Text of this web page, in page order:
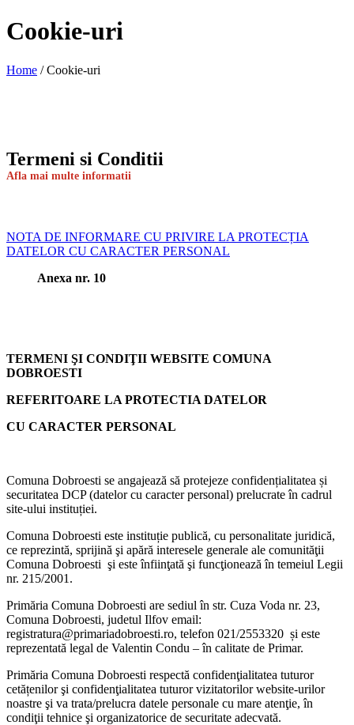
Cookie-uri
Home /Cookie-uri
Termeni si Conditii
Afla mai multe informatii
NOTA DE INFORMARE CU PRIVIRE LA PROTECȚIA
DATELOR CU CARACTER PERSONAL
Anexa nr. 10
TERMENI ŞI CONDIŢII WEBSITE COMUNA
DOBROESTI
REFERITOARE LA PROTECTIA DATELOR
CU CARACTER PERSONAL
Comuna Dobroesti se angajează să protejeze confidențialitatea și
securitatea DCP (datelor cu caracter personal) prelucrate în cadrul
site-ului instituției.
Comuna Dobroesti este instituție publică, cu personalitate juridică,
ce reprezintă, sprijină şi apără interesele generale ale comunităţii
Comuna Dobroesti şi este înfiinţată şi funcţionează în temeiul Legii
nr. 215/2001.
Primăria Comuna Dobroesti are sediul în str. Cuza Voda nr. 23,
Comuna Dobroesti, judetul Ilfov email:
registratura@primariadobroesti.ro, telefon 021/2553320 și este
reprezentată legal de Valentin Condu – în calitate de Primar.
Primăria Comuna Dobroesti respectă confidenţialitatea tuturor
cetățenilor şi confidenţialitatea tuturor vizitatorilor website-urilor
noastre şi va trata/prelucra datele personale cu mare atenţie, în
condiţii tehnice şi organizatorice de securitate adecvată.